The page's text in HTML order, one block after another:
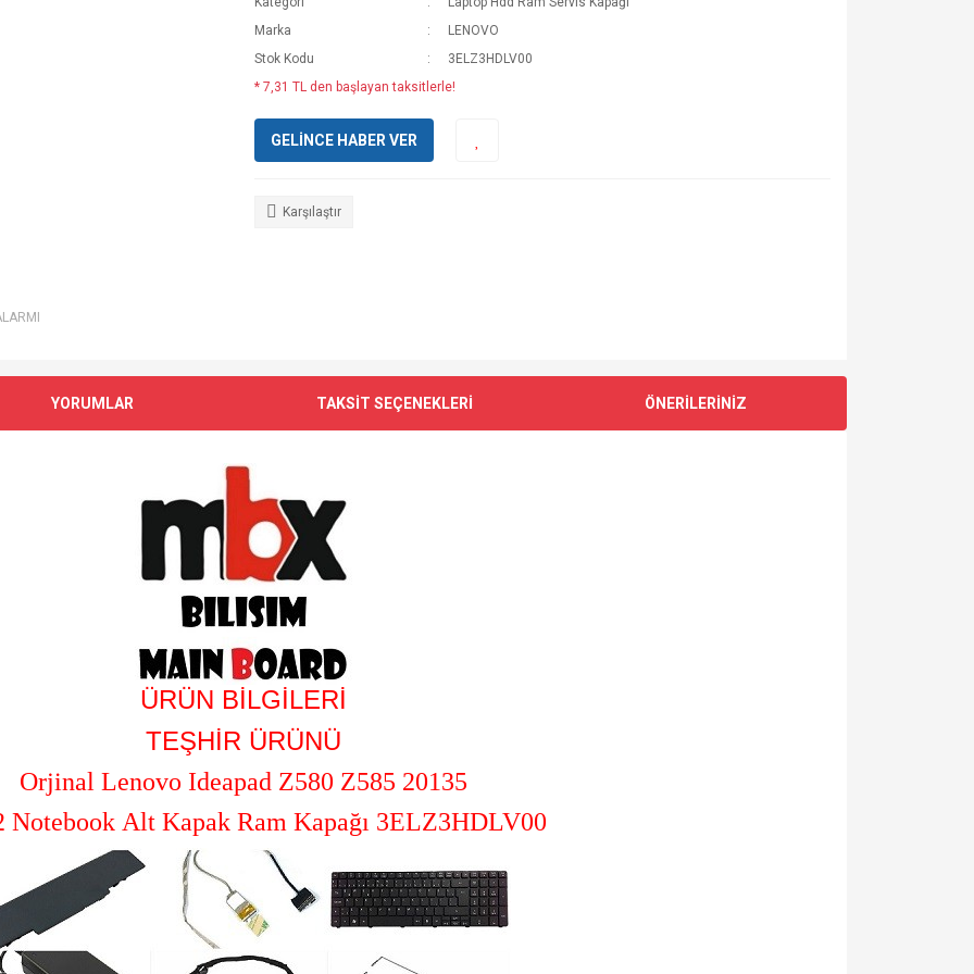
Marka
LENOVO
Stok Kodu
3ELZ3HDLV00
* 7,31 TL den başlayan taksitlerle!
GELİNCE HABER VER
Karşılaştır
YORUMLAR TAKSİT SEÇENEKLERİ ÖNERİLERİNİZ
ÜRÜN BİLGİLERİ
TEŞHİR ÜRÜNÜ
Orjinal Lenovo Ideapad Z580 Z585 20135
Notebook Alt Kapak Ram Kapağı 3ELZ3HDLV00